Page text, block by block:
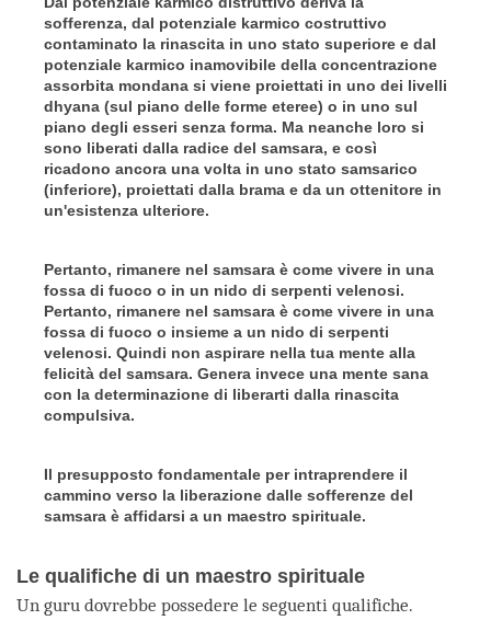
sofferenza, dal potenziale karmico costruttivo
contaminato la rinascita in uno stato superiore e dal
potenziale karmico inamovibile della concentrazione
assorbita mondana si viene proiettati in uno dei livelli
dhyana (sul piano delle forme eteree) o in uno sul
piano degli esseri senza forma. Ma neanche loro si
sono liberati dalla radice del samsara, e così
ricadono ancora una volta in uno stato samsarico
(inferiore), proiettati dalla brama e da un ottenitore in
un'esistenza ulteriore.
Pertanto, rimanere nel samsara è come vivere in una
fossa di fuoco o in un nido di serpenti velenosi.
Pertanto, rimanere nel samsara è come vivere in una
fossa di fuoco o insieme a un nido di serpenti
velenosi. Quindi non aspirare nella tua mente alla
felicità del samsara. Genera invece una mente sana
con la determinazione di liberarti dalla rinascita
compulsiva.
Il presupposto fondamentale per intraprendere il
cammino verso la liberazione dalle sofferenze del
samsara è affidarsi a un maestro spirituale.
Le qualifiche di un maestro spirituale
Un guru dovrebbe possedere le seguenti qualifiche.